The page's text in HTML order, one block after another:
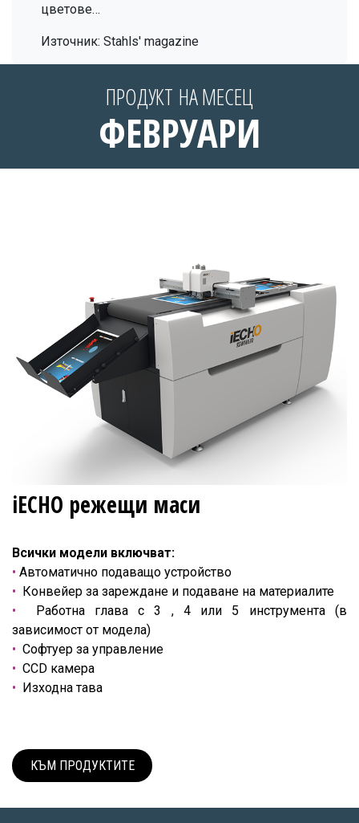
цветове…
Източник: Stahls' magazine
ПРОДУКТ НА МЕСЕЦ
ФЕВРУАРИ
iECHO режещи маси
Всички модели включват:
• Автоматично подаващо устройство
•
Конвейер за зареждане и подаване на материалите
•
Работна глава с 3 , 4 или 5 инструмента (в
зависимост от модела)
• Софтуер за управление
• CCD камера
•
Изходна тава
КЪМ ПРОДУ​​КТИТЕ